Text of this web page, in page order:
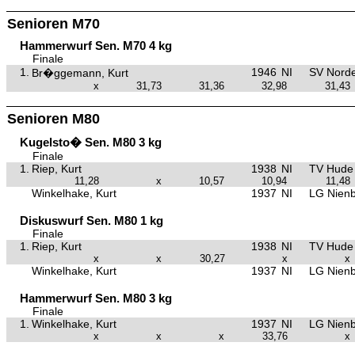
Senioren M70
Hammerwurf Sen. M70 4 kg
Finale
1.
Br�ggemann, Kurt 1946 NI SV
x 31,73 31,36 32,98 31,43
Senioren M80
Kugelsto� Sen. M80 3 kg
Finale
1.
Riep, Kurt 1938 NI TV Hude
11,28 x 10,57 10,94 11,48
Winkelhake, Kurt 1937 NI LG
Diskuswurf Sen. M80 1 kg
Finale
1.
Riep, Kurt 1938 NI TV Hude
x x 30,27 x x
Winkelhake, Kurt 1937 NI LG
Hammerwurf Sen. M80 3 kg
Finale
1.
Winkelhake, Kurt 1937 NI LG
x x x 33,76 x